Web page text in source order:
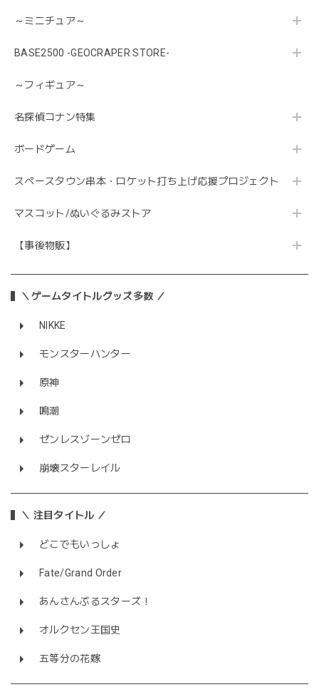
～ミニチュア～
BASE2500 -GEOCRAPER STORE-
～フィギュア～
名探偵コナン特集
ボードゲーム
スペースタウン串本・ロケット打ち上げ応援プロジェクト
マスコット/ぬいぐるみストア
【事後物販】
＼ゲームタイトルグッズ多数 ／
NIKKE
モンスターハンター
原神
鳴潮
ゼンレスゾーンゼロ
崩壊スターレイル
＼ 注目タイトル ／
どこでもいっしょ
Fate/Grand Order
あんさんぶるスターズ！
オルクセン王国史
五等分の花嫁